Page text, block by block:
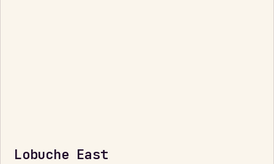
Lobuche East